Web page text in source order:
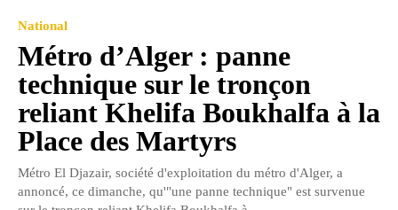
National
Métro d’Alger : panne
technique sur le tronçon
reliant Khelifa Boukhalfa à la
Place des Martyrs
Métro El Djazair, société d'exploitation du métro d'Alger, a
annoncé, ce dimanche, qu'"une panne technique" est survenue